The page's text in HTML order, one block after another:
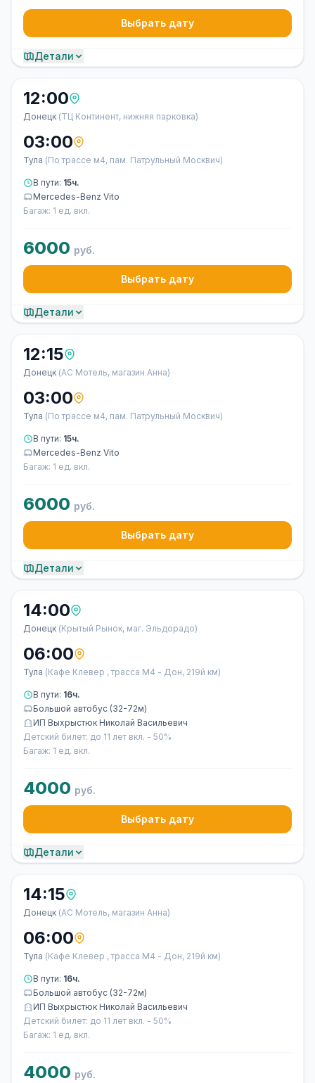
Выбрать дату
Детали
12:00
Донецк (ТЦ Континент, нижняя парковка)
03:00
Тула (По трассе м4, пам. Патрульный Москвич)
В пути: 15ч.
Mercedes-Benz Vito
Багаж: 1 ед. вкл.
6000 руб.
Выбрать дату
Детали
12:15
Донецк (АС Мотель, магазин Анна)
03:00
Тула (По трассе м4, пам. Патрульный Москвич)
В пути: 15ч.
Mercedes-Benz Vito
Багаж: 1 ед. вкл.
6000 руб.
Выбрать дату
Детали
14:00
Донецк (Крытый Рынок, маг. Эльдорадо)
06:00
Тула (Кафе Клевер , трасса М4 - Дон, 219й км)
В пути: 16ч.
Большой автобус (32-72м)
ИП Выхрыстюк Николай Васильевич
Детский билет: до 11 лет вкл. - 50%
Багаж: 1 ед. вкл.
4000 руб.
Выбрать дату
Детали
14:15
Донецк (АС Мотель, магазин Анна)
06:00
Тула (Кафе Клевер , трасса М4 - Дон, 219й км)
В пути: 16ч.
Большой автобус (32-72м)
ИП Выхрыстюк Николай Васильевич
Детский билет: до 11 лет вкл. - 50%
Багаж: 1 ед. вкл.
4000 руб.